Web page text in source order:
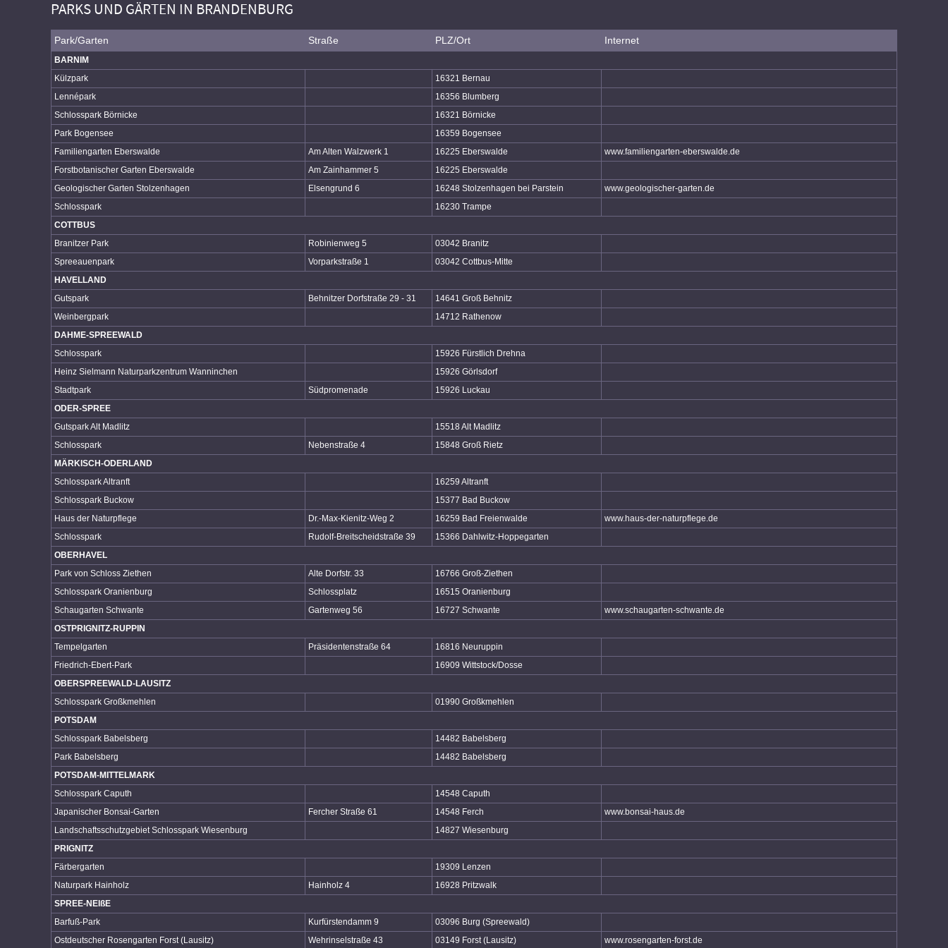
PARKS UND GÄRTEN IN BRANDENBURG
Park/Garten Straße PLZ/Ort Internet
BARNIM
Külzpark
16321 Bernau
Lennépark
16356 Blumberg
Schlosspark Börnicke
16321 Börnicke
Park Bogensee
16359 Bogensee
Familiengarten Eberswalde
Am Alten Walzwerk 1 16225 Eberswalde
www.familiengarten-eberswalde.de
Forstbotanischer Garten Eberswalde
Am Zainhammer 5
16225 Eberswalde
Geologischer Garten Stolzenhagen
Elsengrund 6 16248 Stolzenhagen bei Parstein
www.geologischer-garten.de
Schlosspark
16230 Trampe
COTTBUS
Branitzer Park
Robinienweg 5
03042 Branitz
Spreeauenpark
Vorparkstraße 1
03042 Cottbus-Mitte
HAVELLAND
Gutspark
Behnitzer Dorfstraße 29 - 31
14641 Groß Behnitz
Weinbergpark
14712 Rathenow
DAHME-SPREEWALD
Schlosspark
15926 Fürstlich Drehna
Heinz Sielmann Naturparkzentrum Wanninchen
15926 Görlsdorf
Stadtpark
Südpromenade
15926 Luckau
ODER-SPREE
Gutspark Alt Madlitz
15518 Alt Madlitz
Schlosspark
Nebenstraße 4
15848 Groß Rietz
MÄRKISCH-ODERLAND
Schlosspark Altranft
16259 Altranft
Schlosspark Buckow
15377 Bad Buckow
Haus der Naturpflege
Dr.-Max-Kienitz-Weg 2 16259 Bad Freienwalde
www.haus-der-naturpflege.de
Schlosspark
Rudolf-Breitscheidstraße 39
15366 Dahlwitz-Hoppegarten
OBERHAVEL
Park von Schloss Ziethen
Alte Dorfstr. 33
16766 Groß-Ziethen
Schlosspark Oranienburg
Schlossplatz
16515 Oranienburg
Schaugarten Schwante
Gartenweg 56 16727 Schwante
www.schaugarten-schwante.de
OSTPRIGNITZ-RUPPIN
Tempelgarten
Präsidentenstraße 64
16816 Neuruppin
Friedrich-Ebert-Park
16909 Wittstock/Dosse
OBERSPREEWALD-LAUSITZ
Schlosspark Großkmehlen
01990 Großkmehlen
POTSDAM
Schlosspark Babelsberg
14482 Babelsberg
Park Babelsberg
14482 Babelsberg
POTSDAM-MITTELMARK
Schlosspark Caputh
14548 Caputh
Japanischer Bonsai-Garten
Fercher Straße 61 14548 Ferch
www.bonsai-haus.de
Landschaftsschutzgebiet Schlosspark Wiesenburg
14827 Wiesenburg
PRIGNITZ
Färbergarten
19309 Lenzen
Naturpark Hainholz
Hainholz 4
16928 Pritzwalk
SPREE-NEIßE
Barfuß-Park
Kurfürstendamm 9
03096 Burg (Spreewald)
Ostdeutscher Rosengarten Forst (Lausitz)
Wehrinselstraße 43 03149 Forst (Lausitz) www.rosengarten-forst.de